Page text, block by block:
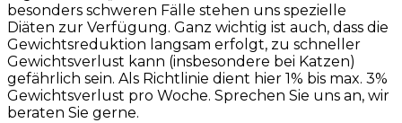
besonders schweren Fälle stehen uns spezielle
Diäten zur Verfügung. Ganz wichtig ist auch, dass die
Gewichtsreduktion langsam erfolgt, zu schneller
Gewichtsverlust kann (insbesondere bei Katzen)
gefährlich sein. Als Richtlinie dient hier 1% bis max. 3%
Gewichtsverlust pro Woche. Sprechen Sie uns an, wir
beraten Sie gerne.